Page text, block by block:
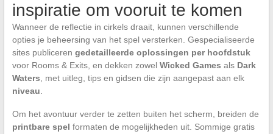
inspiratie om vooruit te komen
Wanneer de reflectie in cirkels draait, kunnen verschillende
opties je beheersing van het spel versterken. Gespecialiseerde
sites publiceren gedetailleerde oplossingen per hoofdstuk
voor Rooms & Exits, en dekken zowel Wicked Games als Dark
Waters , met uitleg, tips en gidsen die zijn aangepast aan elk
niveau
Om het avontuur verder te zetten buiten het scherm, breiden de
printbare spel formaten de mogelijkheden uit. Sommige gratis